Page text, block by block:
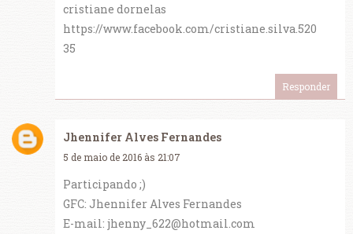
cristiane dornelas
https://www.facebook.com/cristiane.silva.520
35
Responder
Jhennifer Alves Fernandes
5 de maio de 2016 às 21:07
Participando ;)
GFC: Jhennifer Alves Fernandes
E-mail: jhenny_622@hotmail.com